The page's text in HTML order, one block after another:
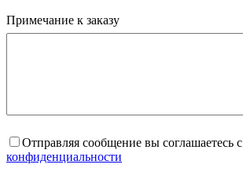
Примечание к заказу
Отправляя сообщение вы соглашаетесь с
конфиденциальности